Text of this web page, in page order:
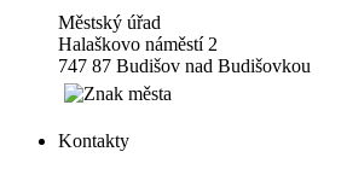
Městský úřad
Halaškovo náměstí 2
747 87 Budišov nad Budišovkou
Kontakty